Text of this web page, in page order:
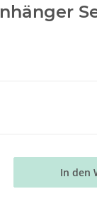
In den